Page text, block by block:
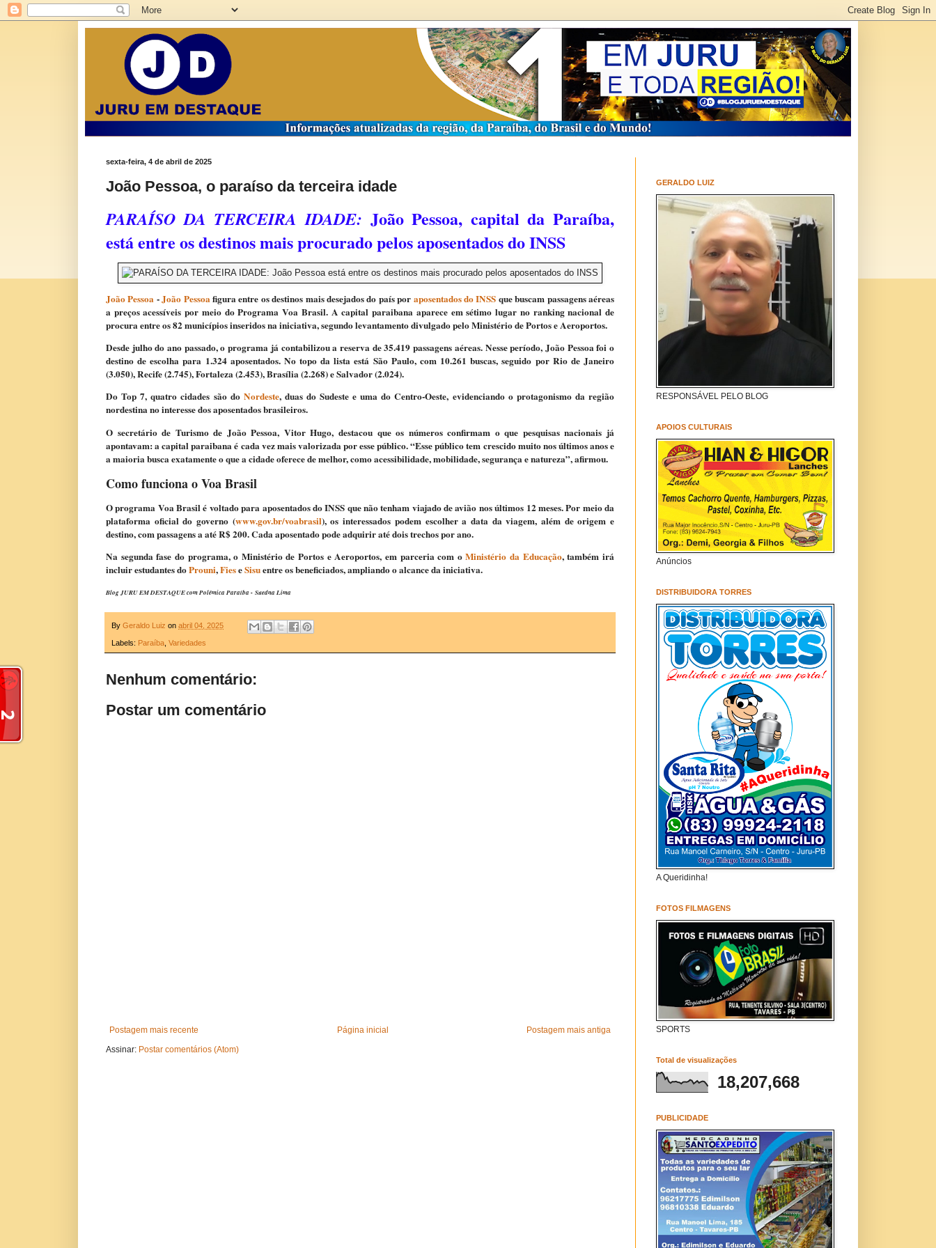
sexta-feira, 4 de abril de 2025
João Pessoa, o paraíso da terceira idade
PARAÍSO DA TERCEIRA IDADE: João Pessoa, capital da Paraíba,
está entre os destinos mais procurado pelos aposentados do INSS
João Pessoa -João Pessoafigura entre os destinos mais desejados do país por aposentados do INSS que buscam passagens aéreas
a preços acessíveis por meio do Programa Voa Brasil. A capital paraibana aparece em sétimo lugar no ranking nacional de
procura entre os 82 municípios inseridos na iniciativa, segundo levantamento divulgado pelo Ministério de Portos e Aeroportos.
Desde julho do ano passado, o programa já contabilizou a reserva de 35.419 passagens aéreas. Nesse período, João Pessoa foi o
destino de escolha para 1.324 aposentados. No topo da lista está São Paulo, com 10.261 buscas, seguido por Rio de Janeiro
(3.050), Recife (2.745), Fortaleza (2.453), Brasília (2.268) e Salvador (2.024).
Do Top 7, quatro cidades são do Nordeste, duas do Sudeste e uma do Centro-Oeste, evidenciando o protagonismo da região
nordestina no interesse dos aposentados brasileiros.
O secretário de Turismo de João Pessoa, Vitor Hugo, destacou que os números confirmam o que pesquisas nacionais já
apontavam: a capital paraibana é cada vez mais valorizada por esse público. “Esse público tem crescido muito nos últimos anos e
a maioria busca exatamente o que a cidade oferece de melhor, como acessibilidade, mobilidade, segurança e natureza”, afirmou.
Como funciona o Voa Brasil
O programa Voa Brasil é voltado para aposentados do INSS que não tenham viajado de avião nos últimos 12 meses. Por meio da
plataforma oficial do governo (www.gov.br/voabrasil), os interessados podem escolher a data da viagem, além de origem e
destino, com passagens a até R$ 200. Cada aposentado pode adquirir até dois trechos por ano.
Na segunda fase do programa, o Ministério de Portos e Aeroportos, em parceria com oMinistério da Educação, também irá
incluir estudantes doProuni,FieseSisuentre os beneficiados, ampliando o alcance da iniciativa.
Blog JURU EM DESTAQUE com Polêmica Paraíba - Suedna Lima
By Geraldo Luiz on abril 04, 2025
Labels: Paraíba Variedades
Nenhum comentário:
Postar um comentário
Postagem mais recente Postagem mais antiga
Página inicial
Assinar: Postar comentários (Atom)
GERALDO LUIZ
RESPONSÁVEL PELO BLOG
APOIOS CULTURAIS
Anúncios
DISTRIBUIDORA TORRES
A Queridinha!
FOTOS FILMAGENS
SPORTS
Total de visualizações
18,207,668
PUBLICIDADE